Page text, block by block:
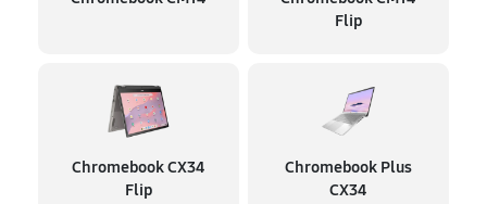
Flip
Chromebook CX34
Flip
Chromebook Plus
CX34